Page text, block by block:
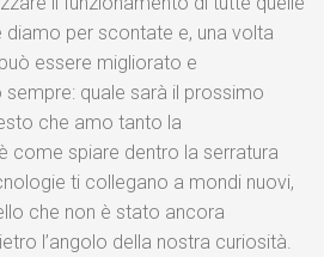
per scontate e, una volta
essere migliorato e
quale sarà il prossimo
che amo tanto la
come spiare dentro la serratura
ti collegano a mondi nuovi,
che non è stato ancora
l’angolo della nostra curiosità.